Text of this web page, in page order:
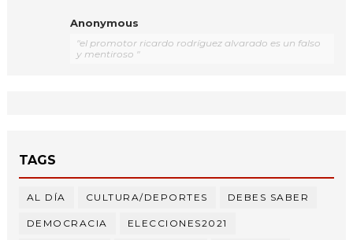
Anonymous
"el promotor ricardo rodríguez alvarado es un falso
y mentiroso "
TAGS
AL DÍA CULTURA/DEPORTES DEBES SABER
DEMOCRACIA ELECCIONES2021